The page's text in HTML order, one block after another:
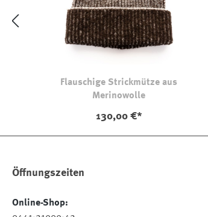
Flauschige Strickmütze aus
Merinowolle
130,00 €*
Öffnungszeiten
Online-Shop: